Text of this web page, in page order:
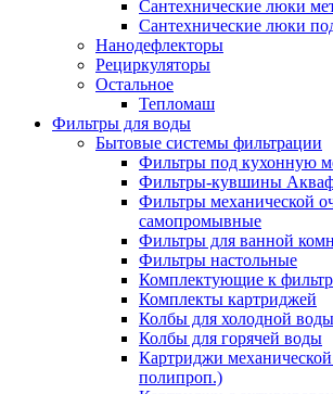
Сантехнические люки
Сантехнические люки
Нанодефлекторы
Рециркуляторы
Остальное
Тепломаш
Фильтры для воды
Бытовые системы фильтрации
Фильтры под кухонную
Фильтры-кувшины
Фильтры механической
самопромывные
Фильтры для ванной
Фильтры настольные
Комплектующие к
Комплекты картриджей
Колбы для холодной воды
Колбы для горячей воды
Картриджи
полипроп.)